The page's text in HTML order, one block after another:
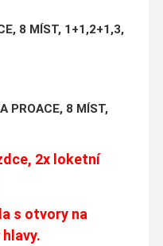
8 MÍST, 1+1,2+1,3,
PROACE, 8 MÍST,
2x loketní
s otvory na